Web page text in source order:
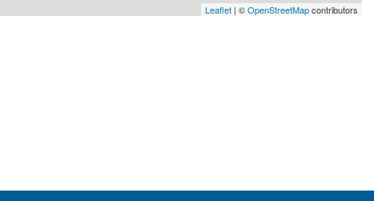
Leaflet | ©OpenStreetMapcontributors